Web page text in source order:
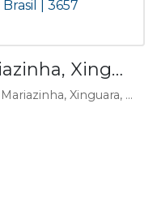
| 3657
Casa no Jardim Mariazinha, Xinguara, PA
Xinguara, PA